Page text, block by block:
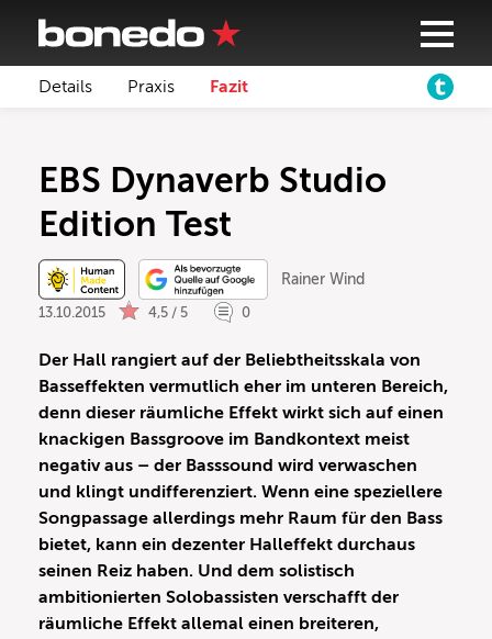
Details Praxis Fazit
EBS Dynaverb Studio
Edition Test
Rainer Wind
13.10.2015 4,5 / 5 0
Der Hall rangiert auf der Beliebtheitsskala von
Basseffekten vermutlich eher im unteren Bereich,
denn dieser räumliche Effekt wirkt sich auf einen
knackigen Bassgroove im Bandkontext meist
negativ aus – der Basssound wird verwaschen
und klingt undifferenziert. Wenn eine speziellere
Songpassage allerdings mehr Raum für den Bass
bietet, kann ein dezenter Halleffekt durchaus
seinen Reiz haben. Und dem solistisch
ambitionierten Solobassisten verschafft der
räumliche Effekt allemal einen breiteren,